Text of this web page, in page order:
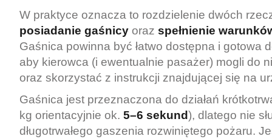
W praktyce oznacza to rozdzielenie dwóch
posiadanie gaśnicy oraz spełnienie
Gaśnica powinna być łatwo dostępna i gotowa
aby kierowca (i ewentualnie pasażer) mogli do
oraz skorzystać z instrukcji znajdującej się na
Gaśnica jest przeznaczona do działań
kg orientacyjnie ok. 5–6 sekund), dlatego nie
długotrwałego gaszenia rozwiniętego pożaru.